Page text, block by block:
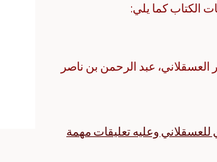
الكتاب كما يلي:
عبد الرحمن بن ناصر
وعليه تعليقات مهمة